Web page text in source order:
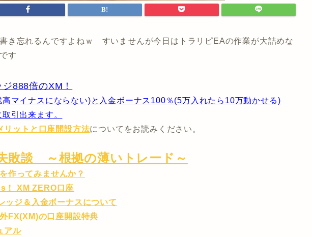
き忘れるんですよねｗ すいませんが今日はトラリピEAの作業が大詰めな
す
888倍のXM！
マイナスにならない)と入金ボーナス100％(5万入れたら10万動かせる)
引出来ます。
リットと口座開設方法についてをお読みください。
敗談 ～根拠の薄いトレード～
作ってみませんか？
！ XM ZERO口座
ッジ＆入金ボーナスについて
FX(XM)の口座開設特典
アル